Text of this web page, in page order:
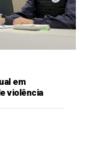
em
violência